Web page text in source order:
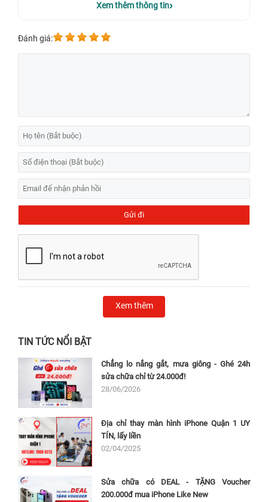
Xem thêm thông tin
Đánh giá:
Xem thêm
TIN TỨC NỔI BẬT
Chẳng lo nắng gắt, mưa giông - Ghé 24h
sửa chữa chỉ từ 24.000đ!
28/06/2026
Địa chỉ thay màn hình iPhone Quận 1 UY
TÍN, lấy liền
02/04/2025
Sửa chữa có DEAL - TẶNG Voucher
200.000đ mua iPhone Like New